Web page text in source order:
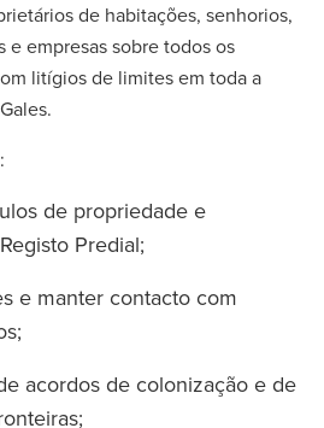
de habitações, senhorios,
empresas sobre todos os
litígios de limites em toda a
de propriedade e
Predial;
e manter contacto com
acordos de colonização e de